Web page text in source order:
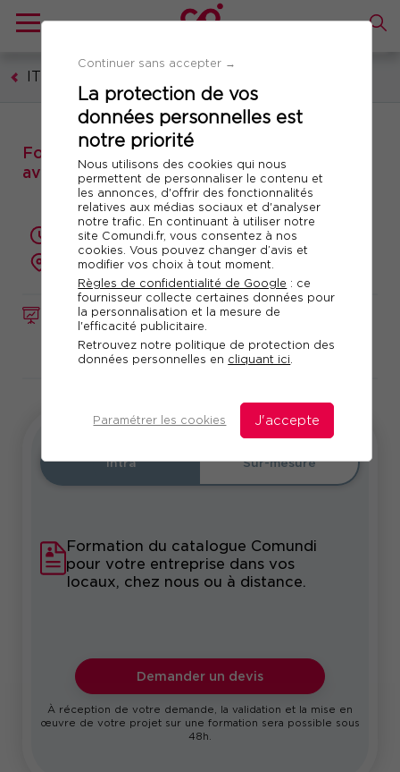
Continuer sans accepter →
La protection de vos
données personnelles est
notre priorité
Nous utilisons des cookies qui nous
permettent de personnaliser le contenu et
les annonces, d'offrir des fonctionnalités
relatives aux médias sociaux et d'analyser
notre trafic. En continuant à utiliser notre
site Comundi.fr, vous consentez à nos
cookies. Vous pouvez changer d’avis et
modifier vos choix à tout moment.
Règles de confidentialité de Google : ce
fournisseur collecte certaines données pour
la personnalisation et la mesure de
l'efficacité publicitaire.
Retrouvez notre politique de protection des
données personnelles en cliquant ici.
Paramétrer les cookies J'accepte
IT - Technologies numériques
FORMATION Réf. 12915
Télécharger le programme
Formation : Automatisation dans le Cloud
avec Terraform sur Azure
3 jours (21 heures)
présentiel ou à distance
Intra Sur-mesure
Formation du catalogue Comundi
pour votre entreprise dans vos
locaux, chez nous ou à distance.
Demander un devis
À réception de votre demande, la validation et la mise en
œuvre de votre projet sur une formation sera possible sous
48h.